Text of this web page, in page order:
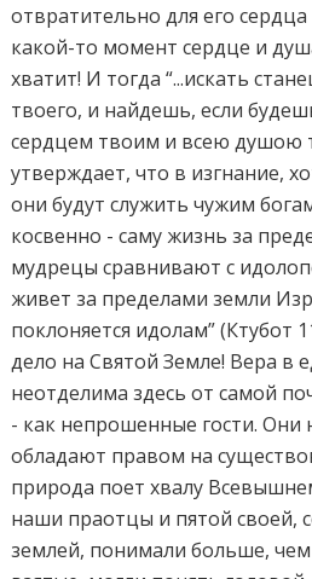
отвратительно для его
какой-то момент сердце и
хватит! И тогда “...искать
твоего, и найдешь, если
сердцем твоим и всею душою
утверждает, что в изгнание,
они будут служить чужим
косвенно - саму жизнь за
мудрецы сравнивают с
живет за пределами земли
поклоняется идолам” (Ктубот
дело на Святой Земле! Вера в
неотделима здесь от самой
- как непрошенные гости. Они
обладают правом на
природа поет хвалу
наши праотцы и пятой своей,
землей, понимали больше,